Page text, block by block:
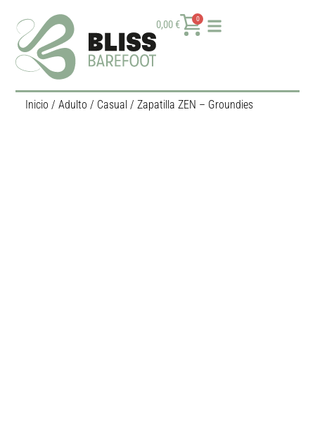
0,00€ 0
Inicio / Adulto / Casual/ Zapatilla ZEN – Groundies